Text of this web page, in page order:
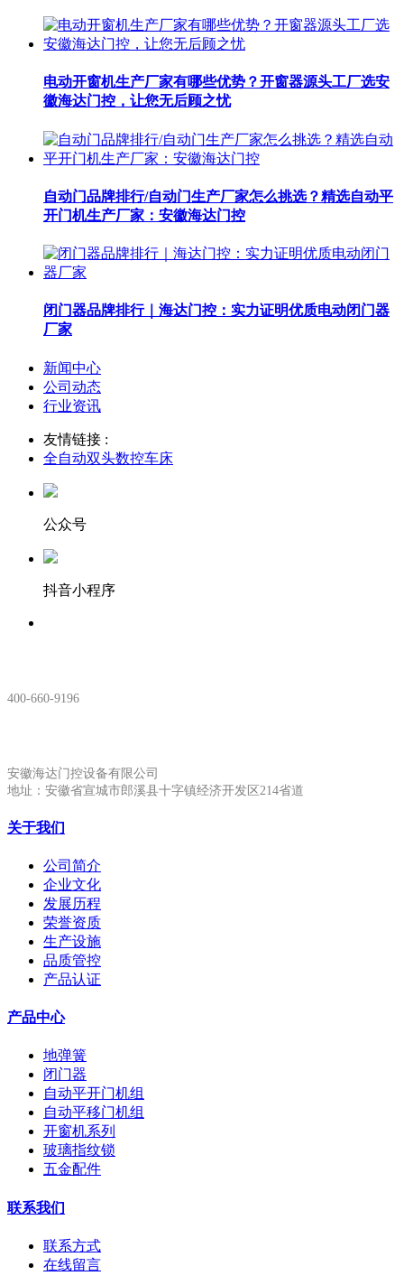
电动开窗机生产厂家有哪些优势？开窗器源头工厂选安
徽海达门控，让您无后顾之忧
自动门品牌排行/自动门生产厂家怎么挑选？精选自动平
开门机生产厂家：安徽海达门控
闭门器品牌排行｜海达门控：实力证明优质电动闭门器
厂家
新闻中心
公司动态
行业资讯
友情链接 :
全自动双头数控车床
公众号
抖音小程序
400-660-9196
安徽海达门控设备有限公司
地址：安徽省宣城市郎溪县十字镇经济开发区214省道
关于我们
公司简介
企业文化
发展历程
荣誉资质
生产设施
品质管控
产品认证
产品中心
地弹簧
闭门器
自动平开门机组
自动平移门机组
开窗机系列
玻璃指纹锁
五金配件
联系我们
联系方式
在线留言